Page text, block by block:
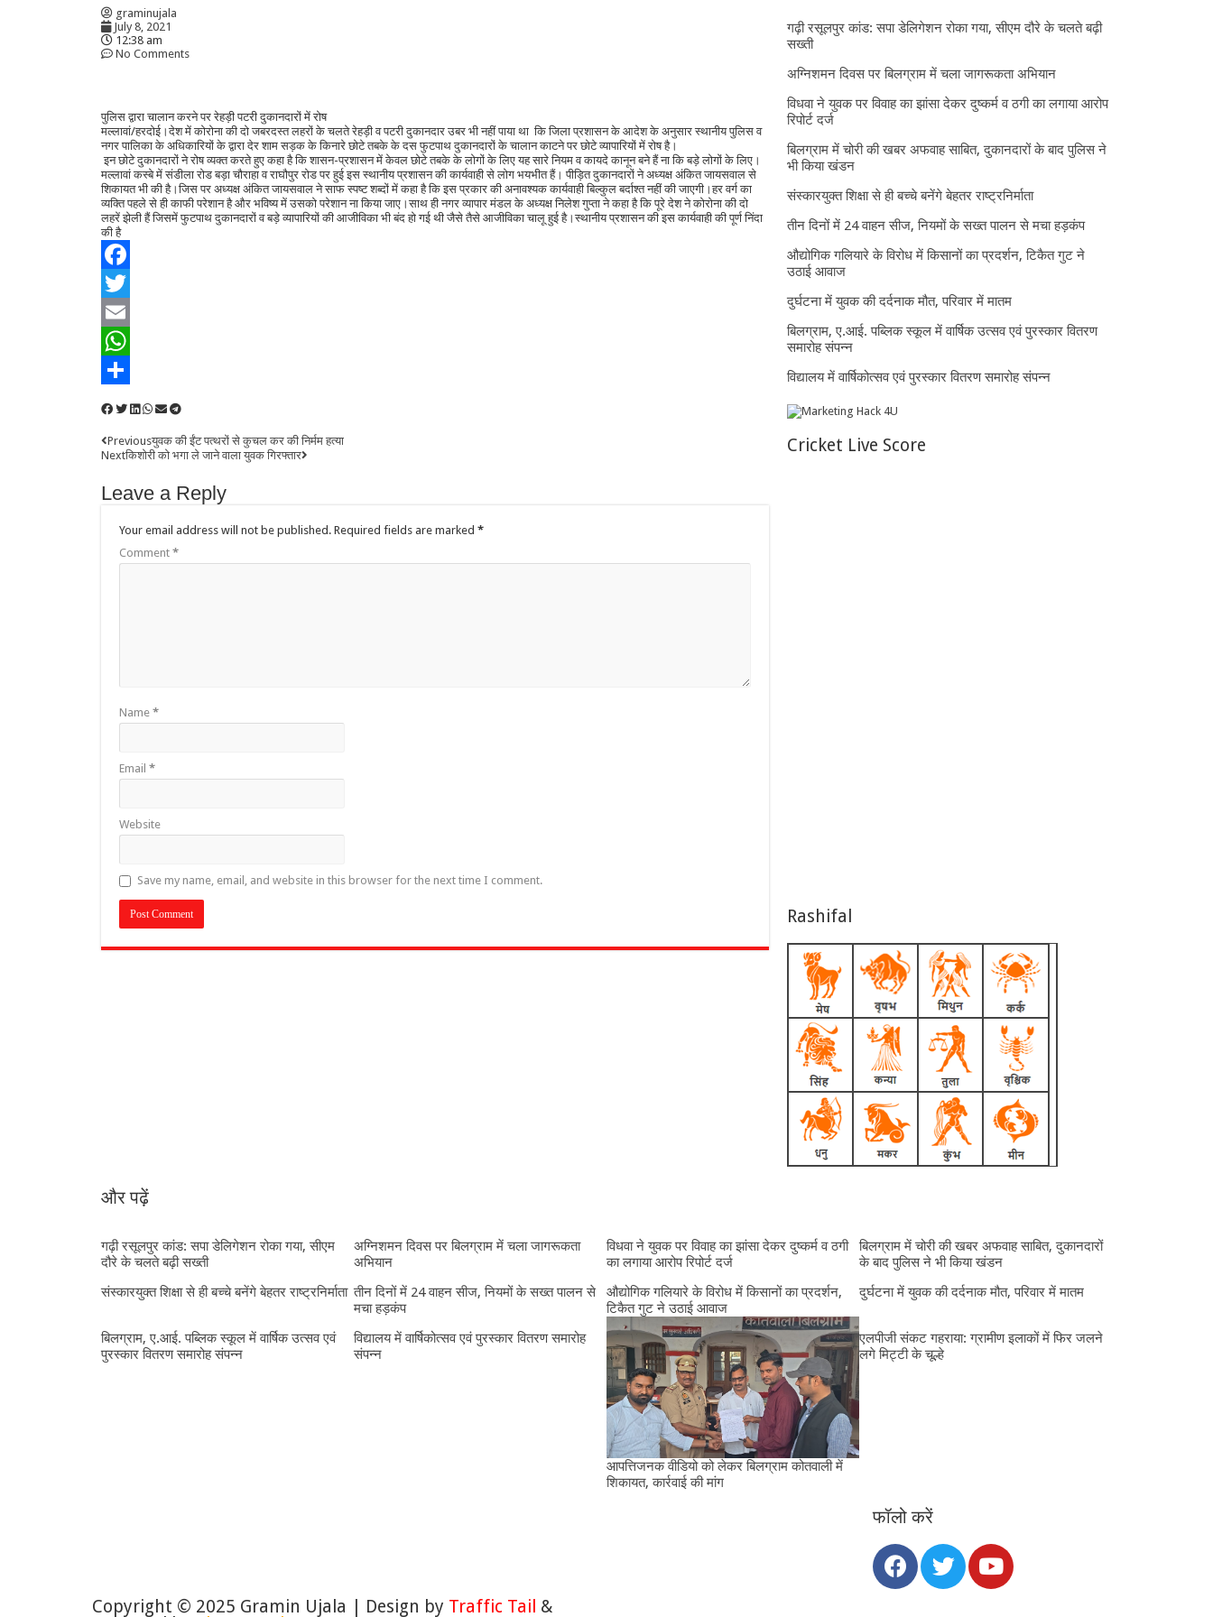
graminujala
July 8, 2021
12:38 am
No Comments
पुलिस द्वारा चालान करने पर रेहड़ी पटरी दुकानदारों में रोष
मल्लावां/हरदोई।देश में कोरोना की दो जबरदस्त लहरों के चलते रेहड़ी व पटरी दुकानदार उबर भी नहीं पाया था कि जिला प्रशासन के आदेश के अनुसार स्थानीय पुलिस व
नगर पालिका के अधिकारियों के द्वारा देर शाम सड़क के किनारे छोटे तबके के दस फुटपाथ दुकानदारों के चालान काटने पर छोटे व्यापारियों में रोष है।
इन छोटे दुकानदारों ने रोष व्यक्त करते हुए कहा है कि शासन-प्रशासन में केवल छोटे तबके के लोगों के लिए यह सारे नियम व कायदे कानून बने हैं ना कि बड़े लोगों के लिए।
मल्लावां कस्बे में संडीला रोड बड़ा चौराहा व राघौपुर रोड पर हुई इस स्थानीय प्रशासन की कार्यवाही से लोग भयभीत हैं। पीड़ित दुकानदारों ने अध्यक्ष अंकित जायसवाल से
शिकायत भी की है।जिस पर अध्यक्ष अंकित जायसवाल ने साफ स्पष्ट शब्दों में कहा है कि इस प्रकार की अनावश्यक कार्यवाही बिल्कुल बर्दाश्त नहीं की जाएगी।हर वर्ग का
व्यक्ति पहले से ही काफी परेशान है और भविष्य में उसको परेशान ना किया जाए।साथ ही नगर व्यापार मंडल के अध्यक्ष निलेश गुप्ता ने कहा है कि पूरे देश ने कोरोना की दो
लहरें झेली हैं जिसमें फुटपाथ दुकानदारों व बड़े व्यापारियों की आजीविका भी बंद हो गई थी जैसे तैसे आजीविका चालू हुई है।स्थानीय प्रशासन की इस कार्यवाही की पूर्ण निंदा
की है
Facebook
Twitter
Email
WhatsApp
Previousयुवक की ईंट पत्थरों से कुचल कर की निर्मम हत्या
Nextकिशोरी को भगा ले जाने वाला युवक गिरफ्तार
Leave a Reply
Your email address will not be published. Required fields are marked *
Comment *
Name *
Email *
Website
Save my name, email, and website in this browser for the next time I comment.
गढ़ी रसूलपुर कांड: सपा डेलिगेशन रोका गया, सीएम दौरे के चलते बढ़ी
सख्ती
अग्निशमन दिवस पर बिलग्राम में चला जागरूकता अभियान
विधवा ने युवक पर विवाह का झांसा देकर दुष्कर्म व ठगी का लगाया आरोप
रिपोर्ट दर्ज
बिलग्राम में चोरी की खबर अफवाह साबित, दुकानदारों के बाद पुलिस ने
भी किया खंडन
संस्कारयुक्त शिक्षा से ही बच्चे बनेंगे बेहतर राष्ट्रनिर्माता
तीन दिनों में 24 वाहन सीज, नियमों के सख्त पालन से मचा हड़कंप
औद्योगिक गलियारे के विरोध में किसानों का प्रदर्शन, टिकैत गुट ने
उठाई आवाज
दुर्घटना में युवक की दर्दनाक मौत, परिवार में मातम
बिलग्राम, ए.आई. पब्लिक स्कूल में वार्षिक उत्सव एवं पुरस्कार वितरण
समारोह संपन्न
विद्यालय में वार्षिकोत्सव एवं पुरस्कार वितरण समारोह संपन्न
Cricket Live Score
Rashifal
और पढ़ें
गढ़ी रसूलपुर कांड: सपा डेलिगेशन रोका गया, सीएम
दौरे के चलते बढ़ी सख्ती
अग्निशमन दिवस पर बिलग्राम में चला जागरूकता
अभियान
विधवा ने युवक पर विवाह का झांसा देकर दुष्कर्म व ठगी
का लगाया आरोप रिपोर्ट दर्ज
बिलग्राम में चोरी की खबर अफवाह साबित, दुकानदारों
के बाद पुलिस ने भी किया खंडन
संस्कारयुक्त शिक्षा से ही बच्चे बनेंगे बेहतर राष्ट्रनिर्माता तीन दिनों में 24 वाहन सीज, नियमों के सख्त पालन से
मचा हड़कंप
औद्योगिक गलियारे के विरोध में किसानों का प्रदर्शन,
टिकैत गुट ने उठाई आवाज
दुर्घटना में युवक की दर्दनाक मौत, परिवार में मातम
बिलग्राम, ए.आई. पब्लिक स्कूल में वार्षिक उत्सव एवं
पुरस्कार वितरण समारोह संपन्न
विद्यालय में वार्षिकोत्सव एवं पुरस्कार वितरण समारोह
संपन्न
आपत्तिजनक वीडियो को लेकर बिलग्राम कोतवाली में
शिकायत, कार्रवाई की मांग
एलपीजी संकट गहराया: ग्रामीण इलाकों में फिर जलने
लगे मिट्टी के चूल्हे
फॉलो करें
Copyright © 2025 Gramin Ujala | Design by Traffic Tail &